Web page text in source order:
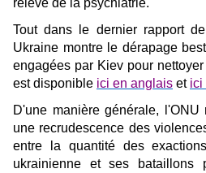
relève de la psychiatrie.
Tout dans le dernier rapport
Ukraine montre le dérapage
engagées par Kiev pour
est disponible ici en anglais et ici
D'une manière générale, l'ONU
une recrudescence des
entre la quantité des
ukrainienne et ses bataillons